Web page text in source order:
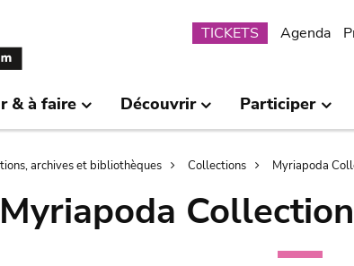
Submenu
TICKETS Agenda
& à faire Découvrir Participer
archives et bibliothèques Collections Myriapoda
Myriapoda